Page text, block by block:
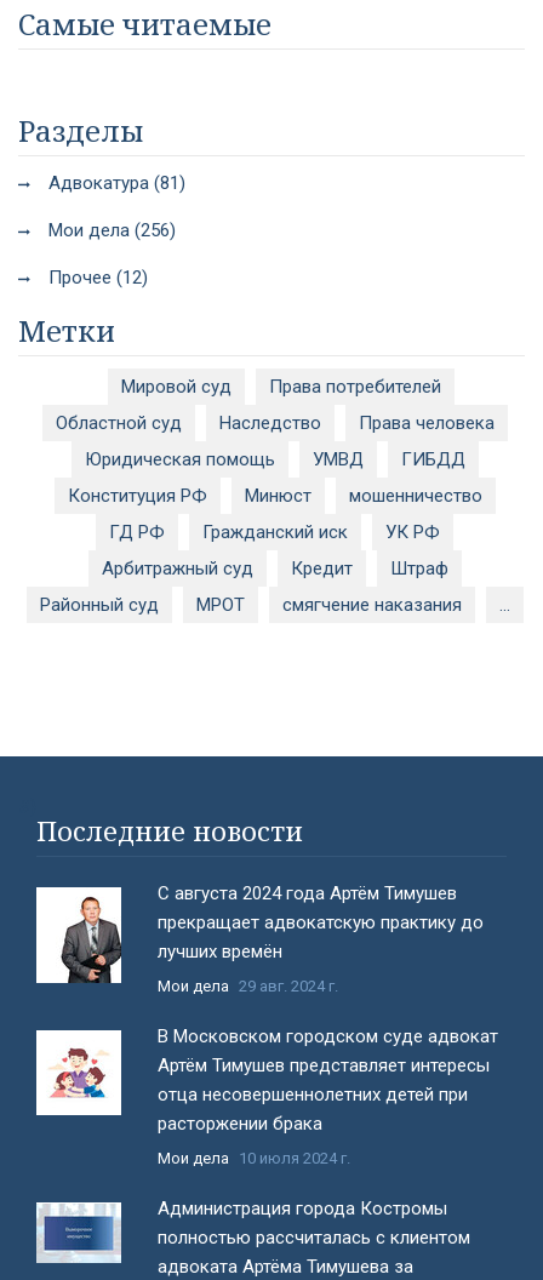
Самые читаемые
Разделы
Адвокатура (81)
Мои дела (256)
Прочее (12)
Метки
Мировой суд
Права потребителей
Областной суд
Наследство
Права человека
Юридическая помощь
УМВД
ГИБДД
Конституция РФ
Минюст
мошенничество
ГД РФ
Гражданский иск
УК РФ
Арбитражный суд
Кредит
Штраф
Районный суд
МРОТ смягчение наказания ...
Последние новости
С августа 2024 года Артём Тимушев
прекращает адвокатскую практику до
лучших времён
Мои дела 29 авг. 2024 г.
В Московском городском суде адвокат
Артём Тимушев представляет интересы
отца несовершеннолетних детей при
расторжении брака
Мои дела 10 июля 2024 г.
Администрация города Костромы
полностью рассчиталась с клиентом
адвоката Артёма Тимушева за